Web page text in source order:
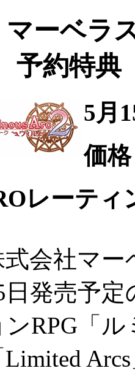
マーベラ
予約特典
5月
価
レーティ
会社マー
日発売予
ンRPG「